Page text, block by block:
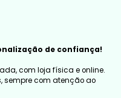
de confiança!
com loja física e online.
sempre com atenção ao